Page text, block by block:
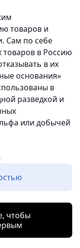
товаров и
Сам по себе
товаров в Россию
в их
основания»
в
разведкой и
или добычей
чтобы